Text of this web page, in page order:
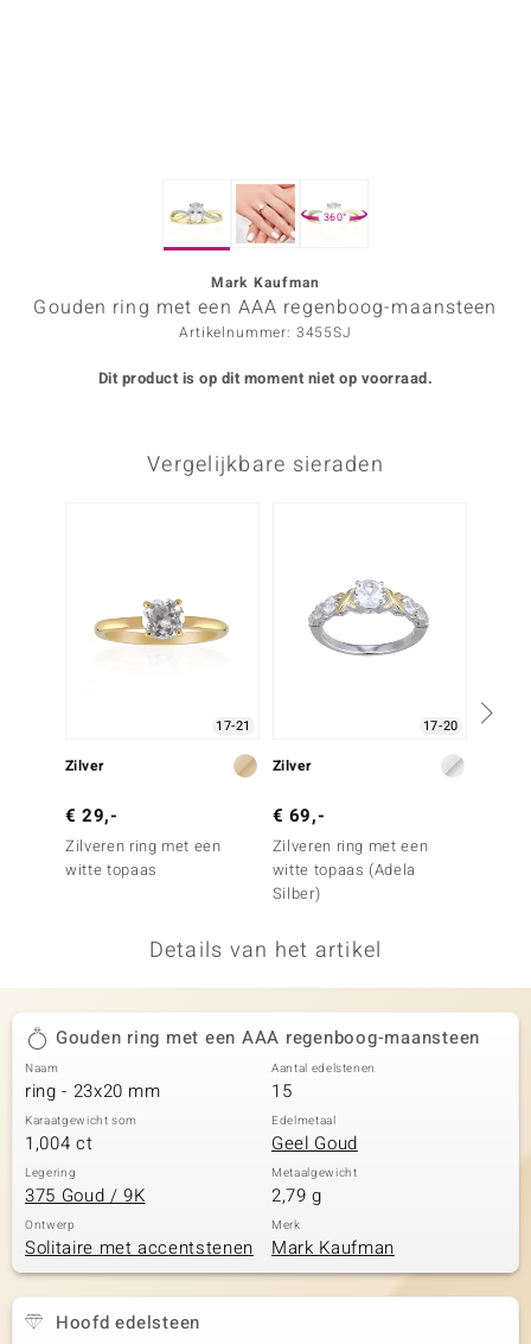
Collection
360°
Mark Kaufman
Gouden ring met een AAA regenboog-maansteen
Artikelnummer: 3455SJ
Dit product is op dit moment niet op voorraad.
Vergelijkbare sieraden
17-21
Zilver
€ 29,-
Zilveren ring met een
witte topaas
17-20
Zilver
€ 69,-
Zilveren ring met een
witte topaas (Adela
Silber)
Details van het artikel
Gouden ring met een AAA regenboog-maansteen
Naam
ring - 23x20 mm
Aantal edelstenen
15
Karaatgewicht som
1,004 ct
Edelmetaal
Geel Goud
Legering
375 Goud / 9K
Metaalgewicht
2,79 g
Ontwerp
Solitaire met accentstenen
Merk
Mark Kaufman
Hoofd edelsteen